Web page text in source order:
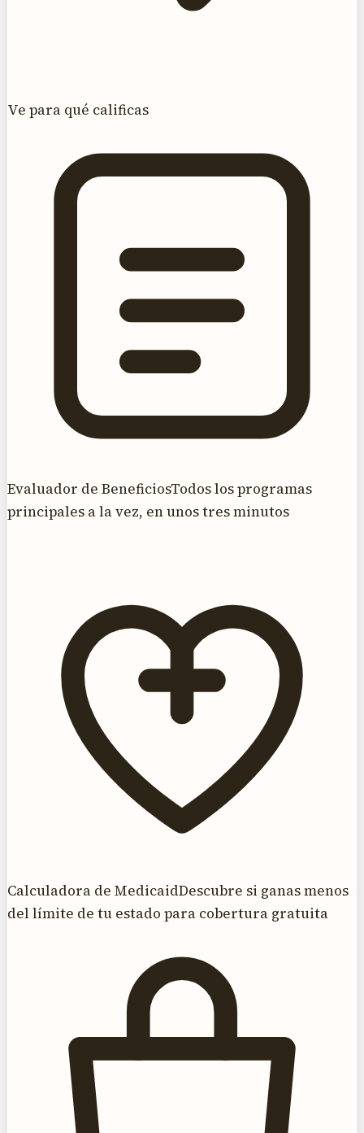
Ve para qué calificas
Evaluador de BeneficiosTodos los programas
principales a la vez, en unos tres minutos
Calculadora de MedicaidDescubre si ganas menos
del límite de tu estado para cobertura gratuita